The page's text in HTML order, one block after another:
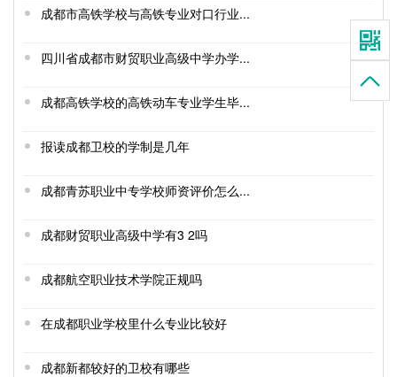
成都市高铁学校与高铁专业对口行业...
四川省成都市财贸职业高级中学办学...
成都高铁学校的高铁动车专业学生毕...
报读成都卫校的学制是几年
成都青苏职业中专学校师资评价怎么...
成都财贸职业高级中学有3 2吗
成都航空职业技术学院正规吗
在成都职业学校里什么专业比较好
成都新都较好的卫校有哪些